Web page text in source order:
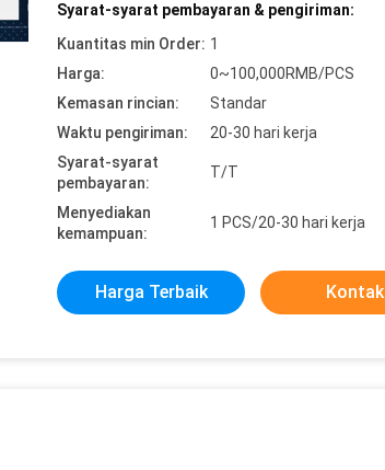
Syarat-syarat pembayaran & pengiriman:
Kuantitas min Order: 1
Harga:
0~100,000RMB/PCS
Kemasan rincian:
Standar
Waktu pengiriman:
20-30 hari kerja
Syarat-syarat
pembayaran:
T/T
Menyediakan
kemampuan:
1 PCS/20-30 hari kerja
Harga Terbaik Kontak